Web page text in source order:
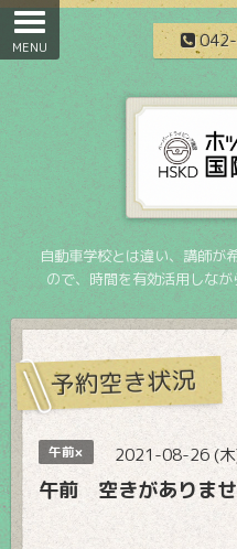
自動車学校とは違い、講師が
ので、時間を有効活用しな
予約空き状況
午前× 2021-08-26 (
午前 空きがありませ